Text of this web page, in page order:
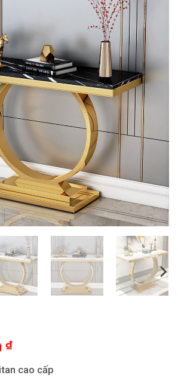
₫
cao cấp